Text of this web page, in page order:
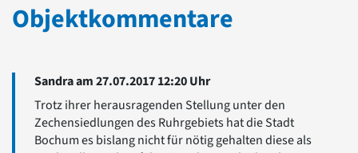
Objektkommentare
Sandra am 27.07.2017 12:20 Uhr
Trotz ihrer herausragenden Stellung unter den
Zechensiedlungen des Ruhrgebiets hat die Stadt
Bochum es bislang nicht für nötig gehalten diese als